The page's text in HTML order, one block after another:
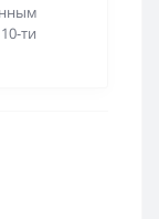
ти